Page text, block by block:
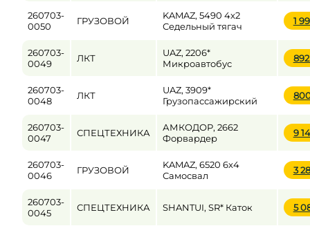
260703-
0050
ГРУЗОВОЙ
KAMAZ, 5490 4x2
Седельный тягач
1
260703-
0049
ЛКТ
UAZ, 2206*
Микроавтобус
260703-
0048
ЛКТ
UAZ, 3909*
Грузопассажирский
260703-
0047
СПЕЦТЕХНИКА
АМКОДОР, 2662
Форвардер
9
260703-
0046
ГРУЗОВОЙ
KAMAZ, 6520 6x4
Самосвал
3
260703-
0045
СПЕЦТЕХНИКА SHANTUI, SR* Каток 5